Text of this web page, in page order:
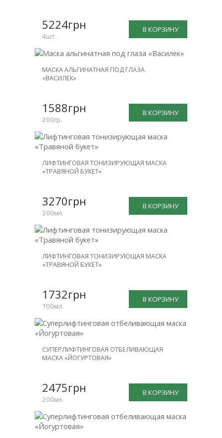
В КОРЗИНУ
5224грн
4шт.
МАСКА АЛЬГИНАТНАЯ ПОД ГЛАЗА
«ВАСИЛЕК»
В КОРЗИНУ
1588грн
200гр.
ЛИФТИНГОВАЯ ТОНИЗИРУЮЩАЯ МАСКА
«ТРАВЯНОЙ БУКЕТ»
В КОРЗИНУ
3270грн
200мл.
ЛИФТИНГОВАЯ ТОНИЗИРУЮЩАЯ МАСКА
«ТРАВЯНОЙ БУКЕТ»
В КОРЗИНУ
1732грн
100мл.
СУПЕРЛИФТИНГОВАЯ ОТБЕЛИВАЮЩАЯ
МАСКА «ЙОГУРТОВАЯ»
В КОРЗИНУ
2475грн
200мл.